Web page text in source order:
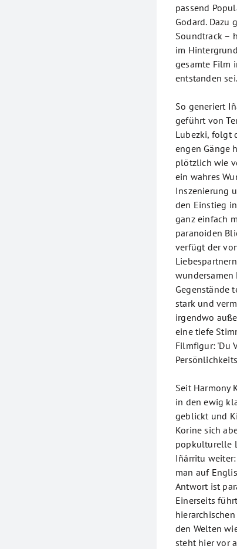
passend
Godard. Dazu
Soundtrack –
im
gesamte Film
entstanden sei.
So generiert
geführt von
Lubezki, folgt
engen Gänge
plötzlich wie
ein wahres
Inszenierung
den Einstieg
ganz einfach
paranoiden
verfügt der
Gegenstände
stark und
irgendwo
eine tiefe
Filmfigur: 'Du
Seit Harmony
in den ewig
geblickt und
Korine sich
popkulturelle
Iñárritu
man auf
Antwort ist
Einerseits
den Welten
steht hier vor